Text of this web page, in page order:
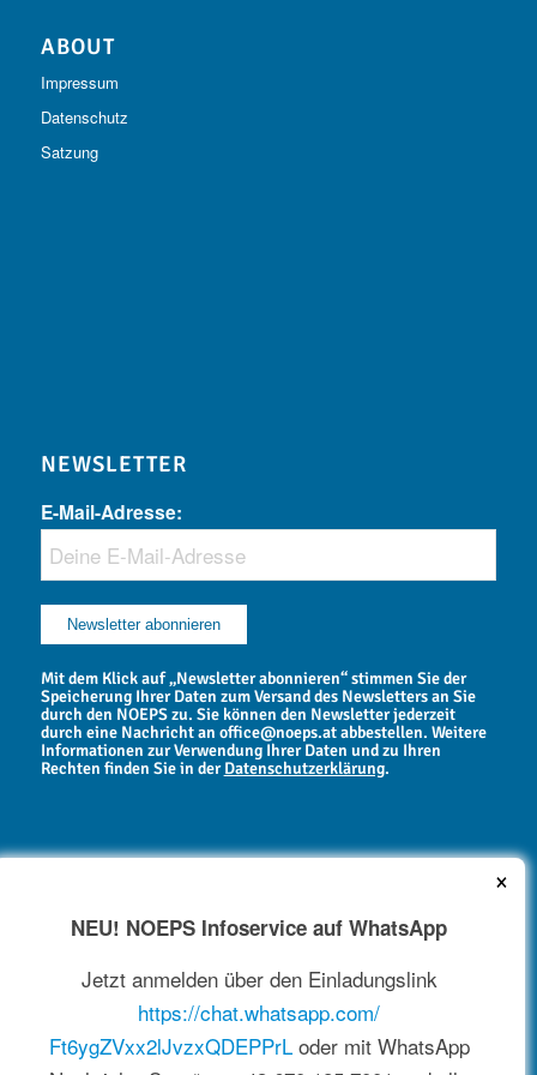
ABOUT
Impressum
Datenschutz
Satzung
NEWSLETTER
E-Mail-Adresse:
Mit dem Klick auf „Newsletter abonnieren“ stimmen Sie der
Speicherung Ihrer Daten zum Versand des Newsletters an Sie
durch den NOEPS zu. Sie können den Newsletter jederzeit
durch eine Nachricht an office@noeps.at abbestellen. Weitere
Informationen zur Verwendung Ihrer Daten und zu Ihren
Rechten finden Sie in derDatenschutzerklärung.
NEWSARCHIV
×
NEU! NOEPS Infoservice auf WhatsApp
Jetzt anmelden über den Einladungslink
https://chat.whatsapp.com/
Ft6ygZVxx2lJvzxQDEPPrLoder mit WhatsApp